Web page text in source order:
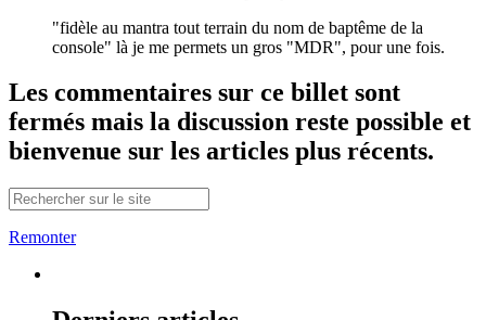
"fidèle au mantra tout terrain du nom de baptême de la
console" là je me permets un gros "MDR", pour une fois.
Les commentaires sur ce billet sont
fermés mais la discussion reste possible et
bienvenue sur les articles plus récents.
Remonter